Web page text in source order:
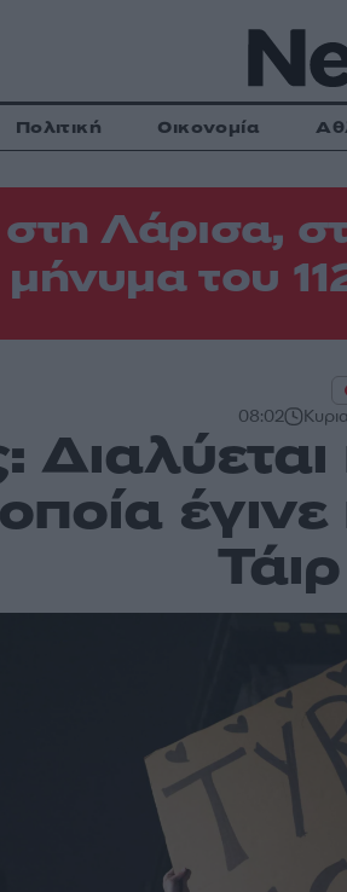
Πολιτική Οικονομία
Λάρισα,
του
08:02